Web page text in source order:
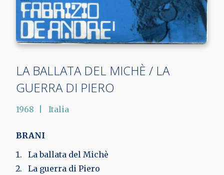
LA BALLATA DEL MICHÈ / LA
GUERRA DI PIERO
1968 Italia
BRANI
La ballata del Michè
La guerra di Piero